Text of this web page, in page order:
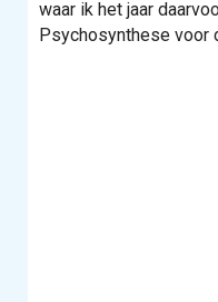
waar ik het jaar
Psychosynthese voor